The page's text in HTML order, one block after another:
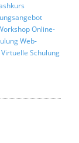
Online-
Web-
Virtuelle Schulung